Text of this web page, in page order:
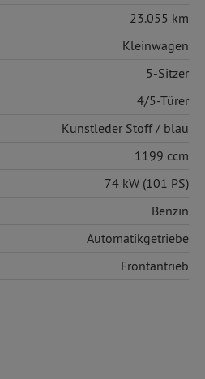
23.055 km
Kleinwagen
5-Sitzer
4/5-Türer
Kunstleder Stoff / blau
1199 ccm
74 kW (101 PS)
Benzin
Automatikgetriebe
Frontantrieb